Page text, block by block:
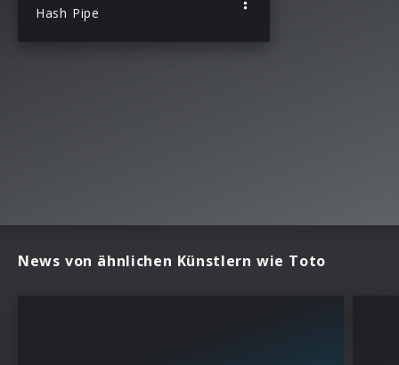
Hash Pipe
News von ähnlichen Künstlern wie Toto